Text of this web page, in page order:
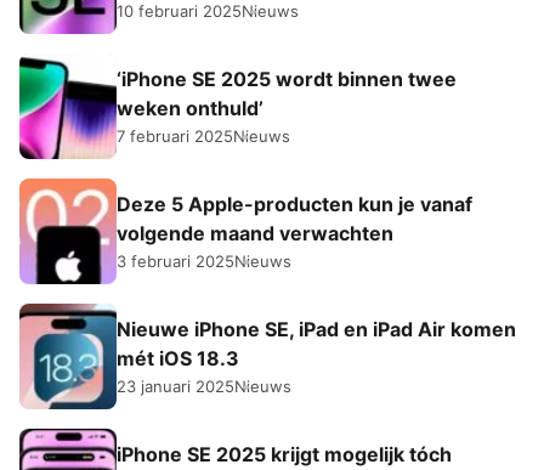
10 februari 2025Nieuws
‘iPhone SE 2025 wordt binnen twee
weken onthuld’
7 februari 2025Nieuws
Deze 5 Apple-producten kun je vanaf
volgende maand verwachten
3 februari 2025Nieuws
Nieuwe iPhone SE, iPad en iPad Air komen
mét iOS 18.3
23 januari 2025Nieuws
iPhone SE 2025 krijgt mogelijk tóch